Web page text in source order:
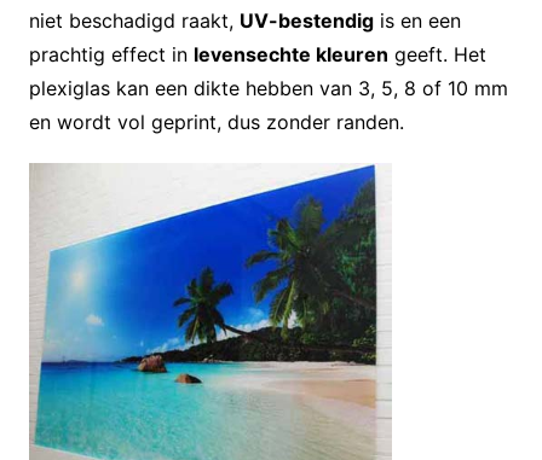
niet beschadigd raakt, UV-bestendigis en een
prachtig effect in levensechte kleuren geeft. Het
plexiglas kan een dikte hebben van 3, 5, 8 of 10 mm
en wordt vol geprint, dus zonder randen.